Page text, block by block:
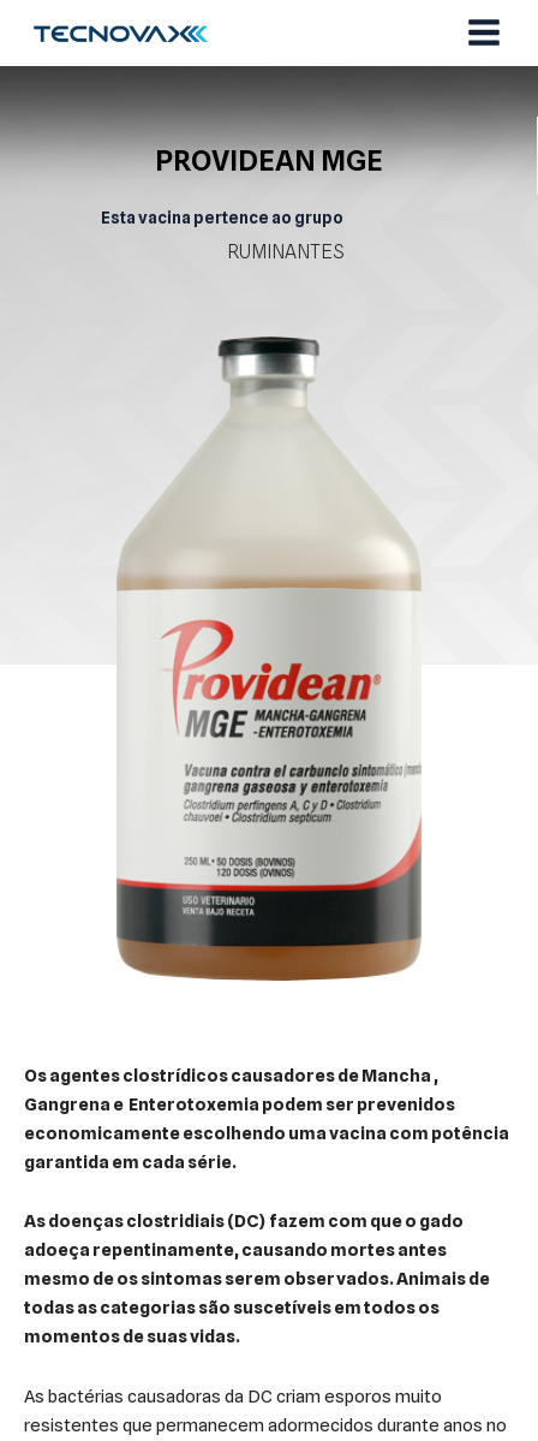
o
PROVIDEAN MGE
Esta vacina pertence ao grupo
RUMINANTES
Os agentes clostrídicos causadores de Mancha ,
Gangrena e Enterotoxemia podem ser prevenidos
economicamente escolhendo uma vacina com potência
garantida em cada série.
As doenças clostridiais (DC) fazem com que o gado
adoeça repentinamente, causando mortes antes
mesmo de os sintomas serem observados. Animais de
todas as categorias são suscetíveis em todos os
momentos de suas vidas.
As bactérias causadoras da DC criam esporos muito
resistentes que permanecem adormecidos durante anos no